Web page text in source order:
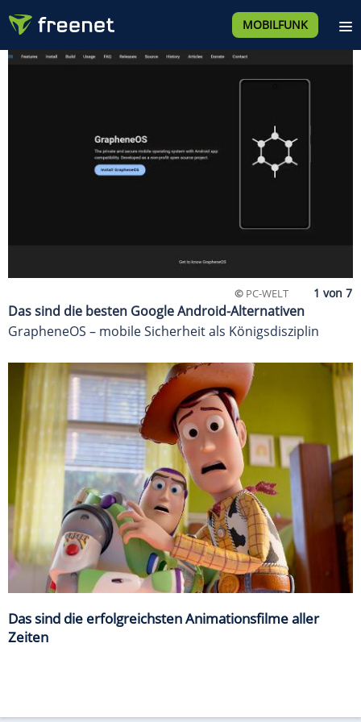
MOBILFUNK
© PC-WELT
Das sind die besten Google Android-Alternativen
GrapheneOS – mobile Sicherheit als Königsdisziplin
Das sind die erfolgreichsten Animationsfilme aller
Zeiten